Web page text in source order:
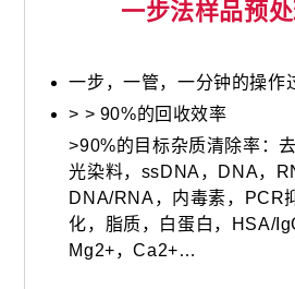
一步法样品预
一步，一管，一分钟的操作
> > 90%的回收效率
>90%的目标杂质清除率：
光染料，ssDNA，DNA，
DNA/RNA，内毒素，PCR
化，脂质，白蛋白，HSA/
Mg2+，Ca2+…